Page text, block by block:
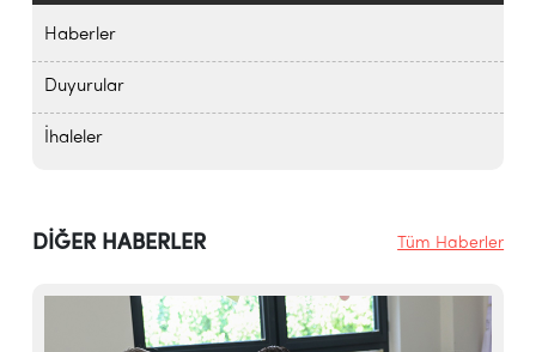
Haberler
Duyurular
İhaleler
DİĞER HABERLER Tüm Haberler